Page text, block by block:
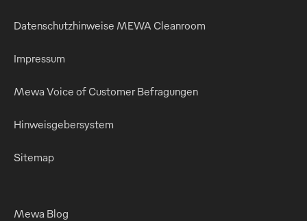
Datenschutzhinweise MEWA Cleanroom
Impressum
Mewa Voice of Customer Befragungen
Hinweisgebersystem
Sitemap
Mewa Blog